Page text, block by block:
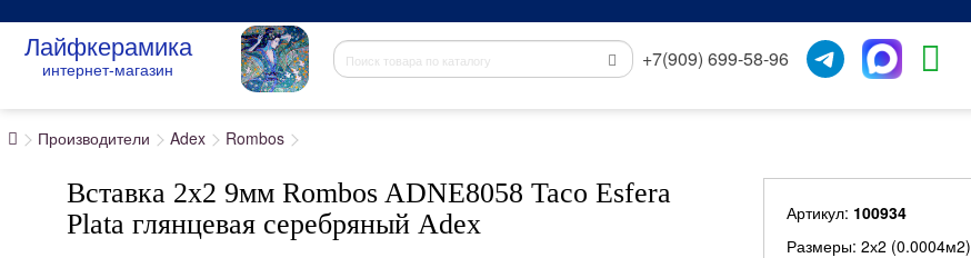
Лайфкерамика
интернет-магазин +7(909) 699-58-96
Производители Adex Rombos
Вставка 2x2 9мм Rombos ADNE8058 Taco Esfera
Plata глянцевая серебряный Adex
Артикул: 100934
Размеры: 2х2 (0.0004м2)